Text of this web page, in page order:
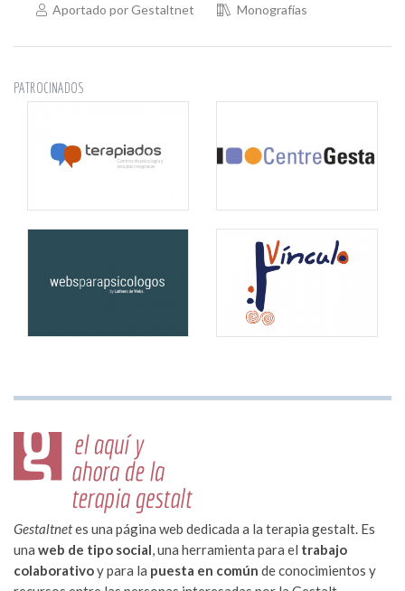
Aportado por Gestaltnet Monografías
PATROCINADOS
Gestaltnetes una página web dedicada a la terapia gestalt. Es
una web de tipo social, una herramienta para el trabajo
colaborativoy para la puesta en común de conocimientos y